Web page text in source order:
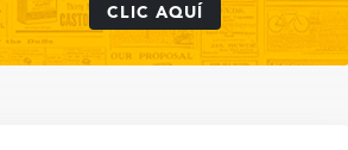
CLIC AQUÍ